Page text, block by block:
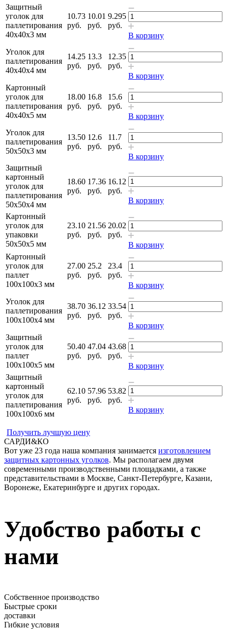
Защитный
уголок для
паллетирования
40x40x3 мм
10.73
руб.
10.01
руб.
9.295
руб.
В корзину
Уголок для
паллетирования
40x40x4 мм
14.25
руб.
13.3
руб.
12.35
руб.
В корзину
Картонный
уголок для
паллетирования
40x40x5 мм
18.00
руб.
16.8
руб.
15.6
руб.
В корзину
Уголок для
паллетирования
50x50x3 мм
13.50
руб.
12.6
руб.
11.7
руб.
В корзину
Защитный
картонный
уголок для
паллетирования
50x50x4 мм
18.60
руб.
17.36
руб.
16.12
руб.
В корзину
Картонный
уголок для
упаковки
50x50x5 мм
23.10
руб.
21.56
руб.
20.02
руб.
В корзину
Картонный
уголок для
паллет
100x100x3 мм
27.00
руб.
25.2
руб.
23.4
руб.
В корзину
Уголок для
паллетирования
100x100x4 мм
38.70
руб.
36.12
руб.
33.54
руб.
В корзину
Защитный
уголок для
паллет
100x100x5 мм
50.40
руб.
47.04
руб.
43.68
руб.
В корзину
Защитный
картонный
уголок для
паллетирования
100x100x6 мм
62.10
руб.
57.96
руб.
53.82
руб.
В корзину
Получить лучшую цену
САРДИ&КО
Вот уже 23 года наша компания занимается изготовлением
защитных картонных уголков. Мы располагаем двумя
современными производственными площадками, а также
представительствами в Москве, Санкт-Петербурге, Казани,
Воронеже, Екатеринбурге и других городах.
Удобство работы с
нами
Собственное производство
Быстрые сроки
доставки
Гибкие условия